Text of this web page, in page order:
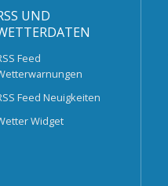
UND
Feed
Feed Neuigkeiten
Widget